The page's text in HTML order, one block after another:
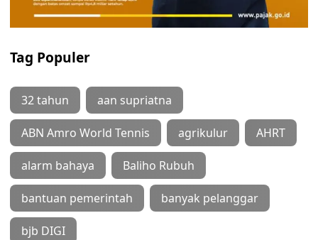
Tag Populer
32 tahun aan supriatna
ABN Amro World Tennis agrikulur AHRT
alarm bahaya Baliho Rubuh
bantuan pemerintah banyak pelanggar
bjb DIGI